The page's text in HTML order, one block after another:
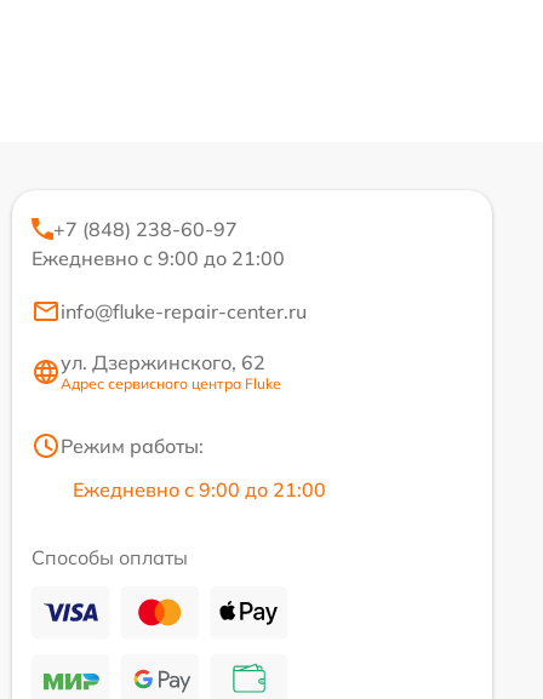
+7 (848) 238-60-97
Ежедневно с 9:00 до 21:00
info@fluke-repair-center.ru
ул. Дзержинского, 62
Адрес сервисного центра Fluke
Режим работы:
Ежедневно с 9:00 до 21:00
Способы оплаты